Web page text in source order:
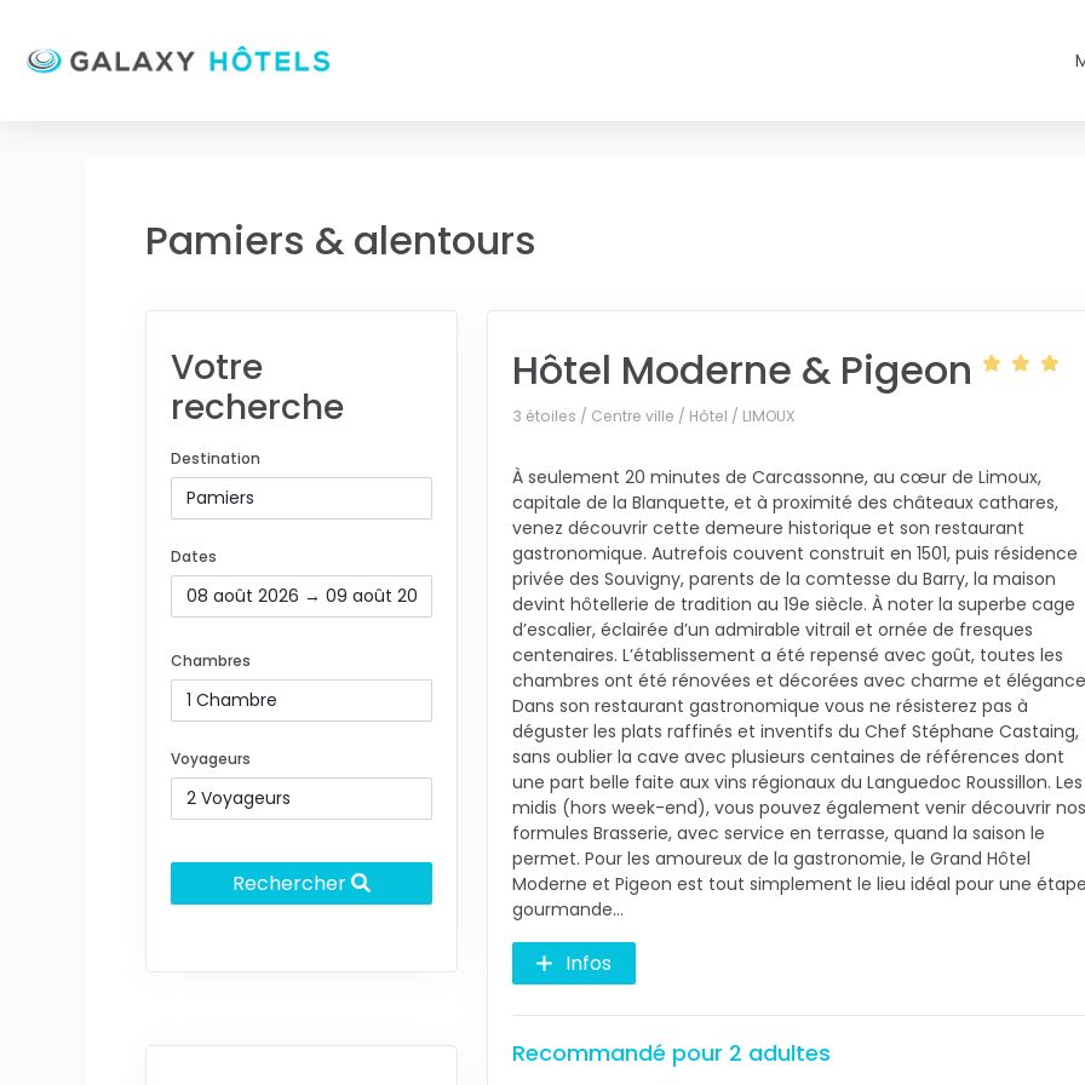
Pamiers & alentours
Votre
recherche
Destination
Dates
Chambres
Voyageurs
Rechercher
Hôtel Moderne & Pigeon
3 étoiles / Centre ville / Hôtel / LIMOUX
À seulement 20 minutes de Carcassonne, au cœur de Limoux,
capitale de la Blanquette, et à proximité des châteaux cathares,
venez découvrir cette demeure historique et son restaurant
gastronomique. Autrefois couvent construit en 1501, puis résidence
privée des Souvigny, parents de la comtesse du Barry, la maison
devint hôtellerie de tradition au 19e siècle. À noter la superbe cage
d’escalier, éclairée d’un admirable vitrail et ornée de fresques
centenaires. L’établissement a été repensé avec goût, toutes les
chambres ont été rénovées et décorées avec charme et
Dans son restaurant gastronomique vous ne résisterez pas à
déguster les plats raffinés et inventifs du Chef Stéphane Castaing,
sans oublier la cave avec plusieurs centaines de références dont
une part belle faite aux vins régionaux du Languedoc Roussillon. Les
midis (hors week-end), vous pouvez également venir découvrir nos
formules Brasserie, avec service en terrasse, quand la saison le
permet. Pour les amoureux de la gastronomie, le Grand Hôtel
Moderne et Pigeon est tout simplement le lieu idéal pour une étape
gourmande…
Infos
Recommandé pour 2 adultes